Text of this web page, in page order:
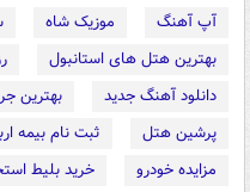
آپ آهنگ موزیک شاه
بهترین هتل های استانبول
دانلود آهنگ جدید
بهترین
پرشین هتل
ثبت نام بیمه
مزایده خودرو
خرید بلیط